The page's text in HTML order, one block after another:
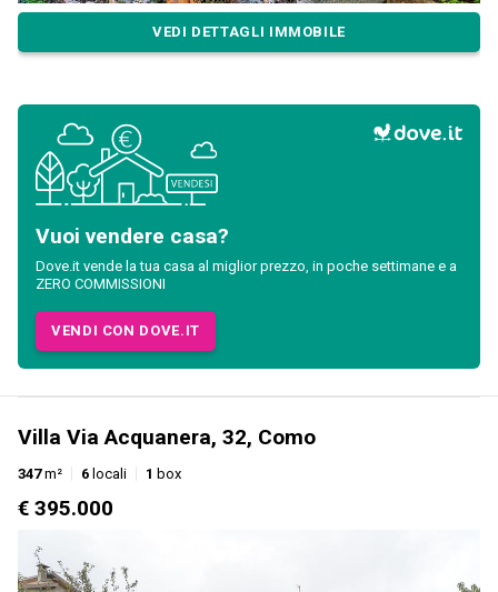
VEDI DETTAGLI IMMOBILE
Vuoi vendere casa?
Dove.it vende la tua casa al miglior prezzo, in poche settimane e a
ZERO COMMISSIONI
VENDI CON DOVE.IT
Villa Via Acquanera, 32, Como
347m² 6 locali 1 box
€ 395.000